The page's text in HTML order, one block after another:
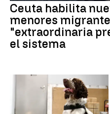
Ceuta habilita
menores
"extraordinaria
el sistema